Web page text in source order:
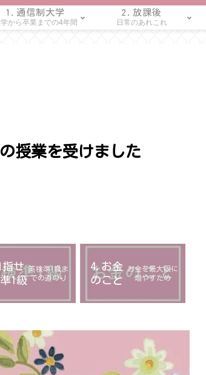
1.通信制大学
学から卒業までの4年間
2.放課後
日常のあれこれ
授業を受けました
せ
1級
英検準1級ま
での道のり
4.お金
のこと
お金を最大限に
増やすため